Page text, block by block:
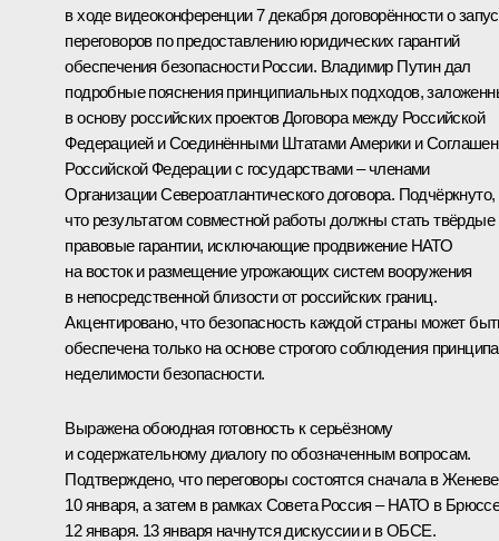
в ходе видеоконференции7 декабря договорённости о
переговоров по предоставлению юридических гарантий
обеспечения безопасности России. Владимир Путин дал
подробные пояснения принципиальных подходов,
в основу российских проектов Договора между Российской
Федерацией и Соединёнными Штатами Америки и
Российской Федерации с государствами – членами
Организации Североатлантического договора. Подчёркнуто,
что результатом совместной работы должны стать твёрдые
правовые гарантии, исключающие продвижение НАТО
на восток и размещение угрожающих систем вооружения
в непосредственной близости от российских границ.
Акцентировано, что безопасность каждой страны может
обеспечена только на основе строгого соблюдения принципа
неделимости безопасности.
Выражена обоюдная готовность к серьёзному
и содержательному диалогу по обозначенным вопросам.
Подтверждено, что переговоры состоятся сначала в
10 января, а затем в рамках Совета Россия – НАТО в
12 января. 13 января начнутся дискуссии и в ОБСЕ.